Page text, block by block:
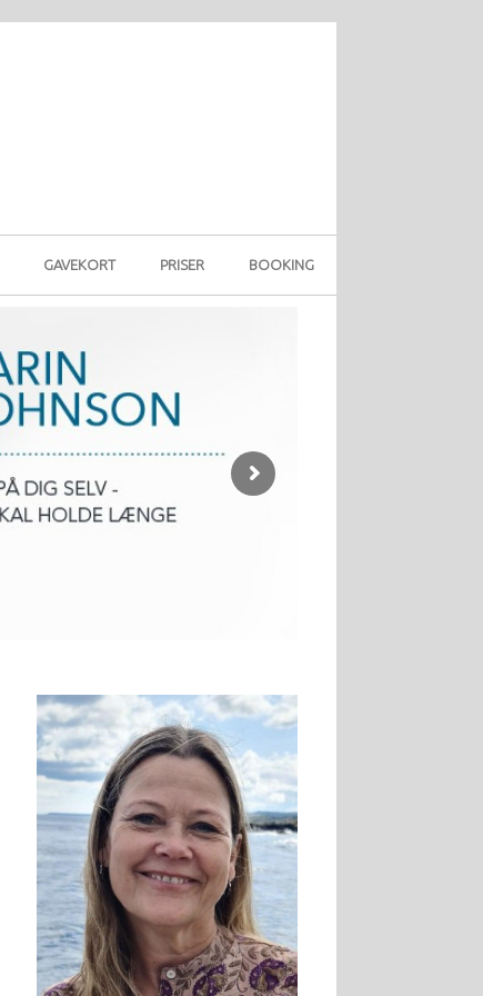
GAVEKORT PRISER BOOKING